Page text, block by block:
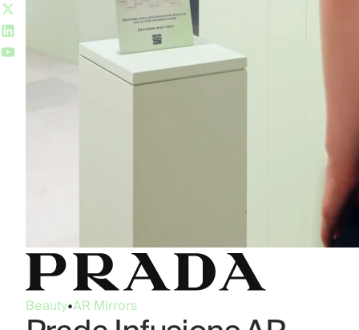
Beauty•AR Mirrors